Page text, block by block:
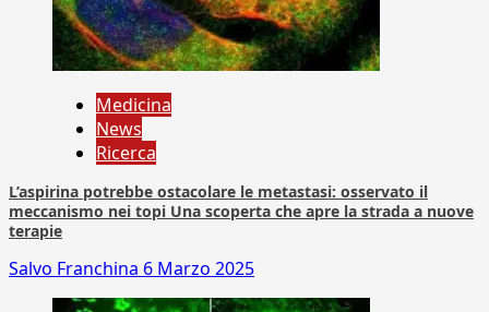
Medicina
News
Ricerca
L’aspirina potrebbe ostacolare le metastasi: osservato il
meccanismo nei topi Una scoperta che apre la strada a nuove
terapie
Salvo Franchina 6 Marzo 2025